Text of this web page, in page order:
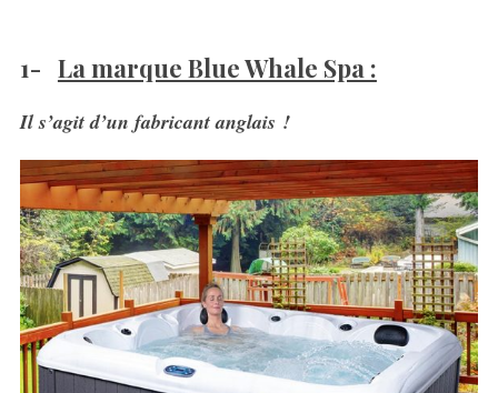
1- La marque Blue Whale Spa :
Il s’agit d’un fabricant anglais !